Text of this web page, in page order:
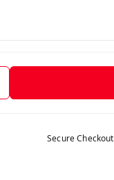
Secure Checkout